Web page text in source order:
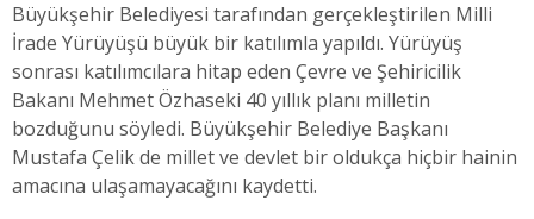
Büyükşehir Belediyesi tarafından gerçekleştirilen Milli
İrade Yürüyüşü büyük bir katılımla yapıldı. Yürüyüş
sonrası katılımcılara hitap eden Çevre ve Şehiricilik
Bakanı Mehmet Özhaseki 40 yıllık planı milletin
bozduğunu söyledi. Büyükşehir Belediye Başkanı
Mustafa Çelik de millet ve devlet bir oldukça hiçbir hainin
amacına ulaşamayacağını kaydetti.